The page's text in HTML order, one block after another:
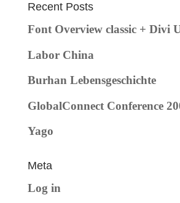
Recent Posts
Font Overview classic + Divi
Labor China
Burhan Lebensgeschichte
GlobalConnect Conference
Yago
Meta
Log in